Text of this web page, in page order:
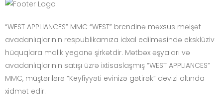
“WEST APPLIANCES” MMC “WEST” brendinə məxsus məişət
avadanlıqlarının respublikamıza idxal edilməsində eksklüziv
hüquqlara malik yeganə şirkətdir. Mətbəx əşyaları və
avadanlıqlarının satışı üzrə ixtisaslaşmış “WEST APPLIANCES”
MMC, müştərilərə “Keyfiyyəti evinizə gətirək” devizi altında
xidmət edir.